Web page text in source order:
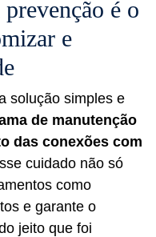
é o
e
solução simples e
de manutenção
das conexões com
cuidado não só
como
e garante o
jeito que foi